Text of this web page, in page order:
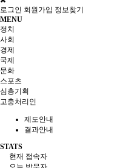
로그인 회원가입 정보찾기
MENU
정치
사회
경제
국제
문화
스포츠
심층기획
고충처리인
제도안내
결과안내
STATS
현재 접속자